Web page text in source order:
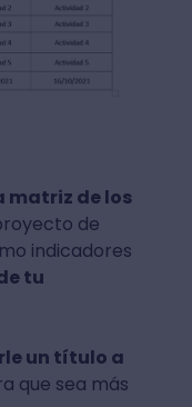
matriz de los
de
indicadores
tu
un título a
que sea más